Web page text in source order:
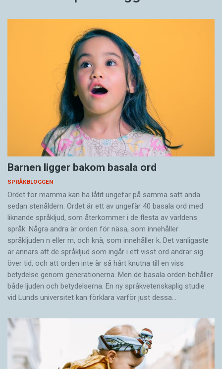
Barnen ligger bakom basala ord
SPRÅKBLOGGEN
Ordet för mamma kan ha låtit ungefär på samma sätt ända
sedan stenåldern. Ordet är ett av ungefär 40 basala ord med
liknande språkljud, som återkommer i de flesta av världens
språk. Några andra är orden för näsa, som innehåller
språkljuden n eller m, och knä, som innehåller k. Det vanligaste
är annars att de språkljud som ingår i ett visst ord ändrar sig
över tid, och att orden inte är så hårt knutna till en viss
betydelse genom generationerna. Men de basala orden behåller
både ljuden och betydelserna. En ny språkvetenskaplig studie
vid Lunds universitet kan förklara varför just dessa…